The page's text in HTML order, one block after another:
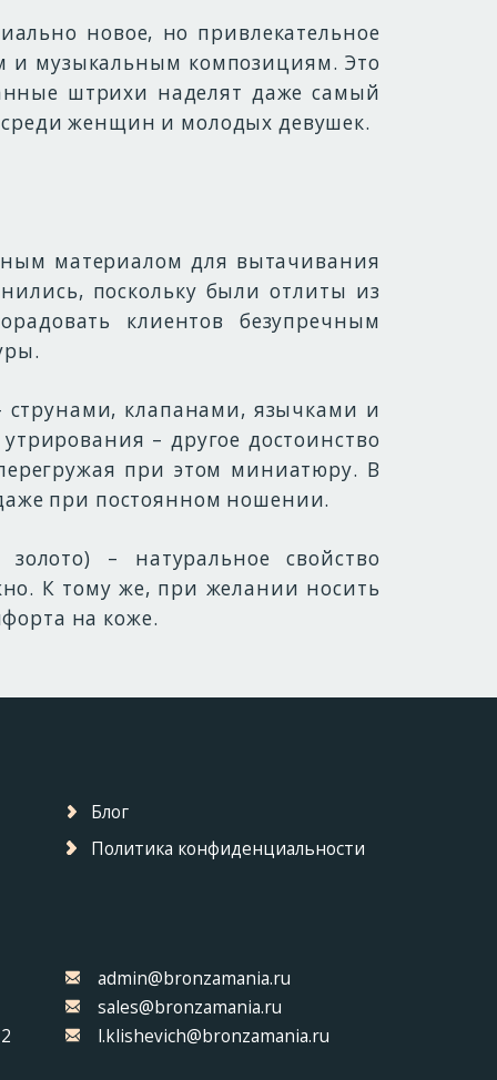
новое, но привлекательное
и музыкальным композициям. Это
штрихи наделят даже самый
среди женщин и молодых девушек.
материалом для вытачивания
поскольку были отлиты из
клиентов безупречным
струнами, клапанами, язычками и
– другое достоинство
при этом миниатюру. В
при постоянном ношении.
– натуральное свойство
К тому же, при желании носить
на коже.
Блог
Политика конфиденциальности
admin@bronzamania.ru
sales@bronzamania.ru
l.klishevich@bronzamania.ru